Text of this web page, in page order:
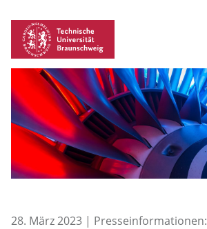
28. März 2023 | Presseinformationen: